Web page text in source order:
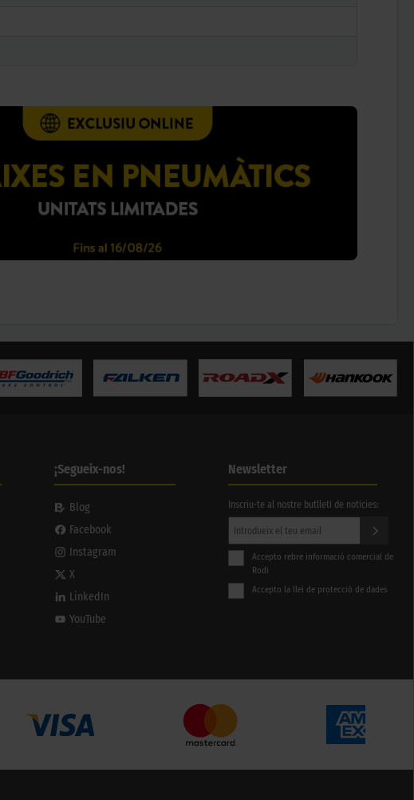
¡Segueix-nos!
Blog
Facebook
Instagram
X
LinkedIn
YouTube
Newsletter
Inscriu-te al nostre butlletí de notícies:
Accepto rebre informació comercial de
Rodi
Accepto la llei de protecció de dades